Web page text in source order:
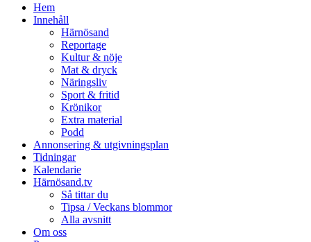
Hem
Innehåll
Härnösand
Reportage
Kultur & nöje
Mat & dryck
Näringsliv
Sport & fritid
Krönikor
Extra material
Podd
Annonsering & utgivningsplan
Tidningar
Kalendarie
Härnösand.tv
Så tittar du
Tipsa / Veckans blommor
Alla avsnitt
Om oss